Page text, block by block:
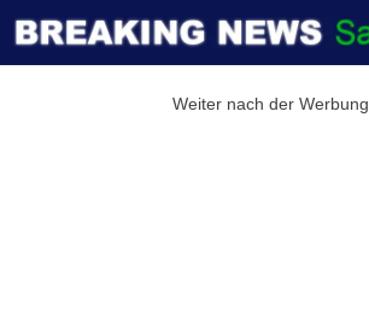
Weiter nach der Werbung